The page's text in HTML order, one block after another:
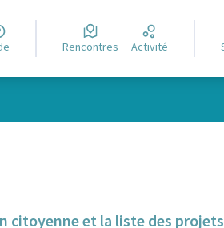
Rencontres Activité
citoyenne et la liste des projets